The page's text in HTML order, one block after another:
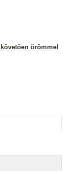
örömmel